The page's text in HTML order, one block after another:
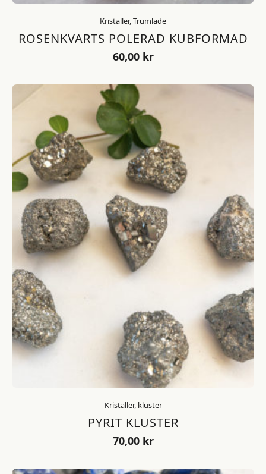
Kristaller, Trumlade
ROSENKVARTS POLERAD KUBFORMAD
60,00 kr
Kristaller, kluster
PYRIT KLUSTER
70,00 kr